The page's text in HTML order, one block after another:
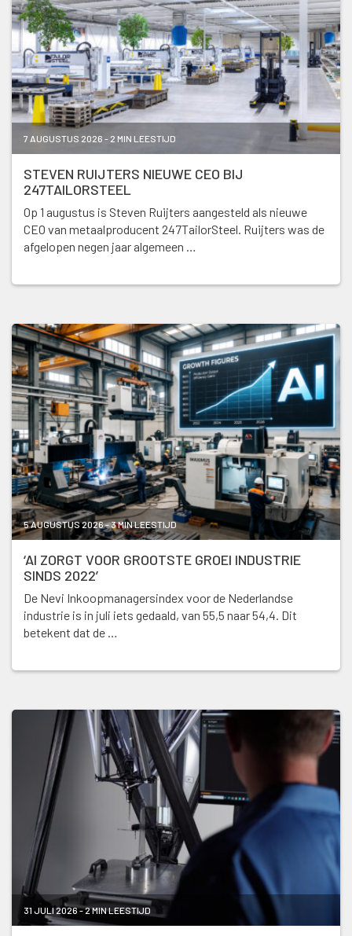
7 AUGUSTUS 2026 - 2 MIN LEESTIJD
STEVEN RUIJTERS NIEUWE CEO BIJ
247TAILORSTEEL
Op 1 augustus is Steven Ruijters aangesteld als nieuwe
CEO van metaalproducent 247TailorSteel. Ruijters was de
afgelopen negen jaar algemeen …
5 AUGUSTUS 2026 - 3 MIN LEESTIJD
‘AI ZORGT VOOR GROOTSTE GROEI INDUSTRIE
SINDS 2022’
De Nevi Inkoopmanagersindex voor de Nederlandse
industrie is in juli iets gedaald, van 55,5 naar 54,4. Dit
betekent dat de …
31 JULI 2026 - 2 MIN LEESTIJD